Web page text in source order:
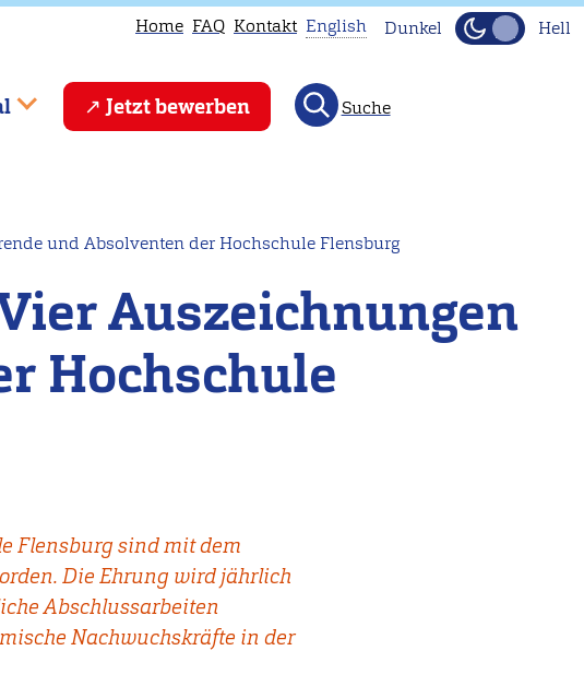
Home FAQ Kontakt
This
page
in
Head
to
English Dunkel Hell
Jetzt bewerben Suche
und Absolventen der Hochschule Flensburg
Auszeichnungen
Hochschule
Flensburg sind mit dem
Die Ehrung wird jährlich
Abschlussarbeiten
Nachwuchskräfte in der